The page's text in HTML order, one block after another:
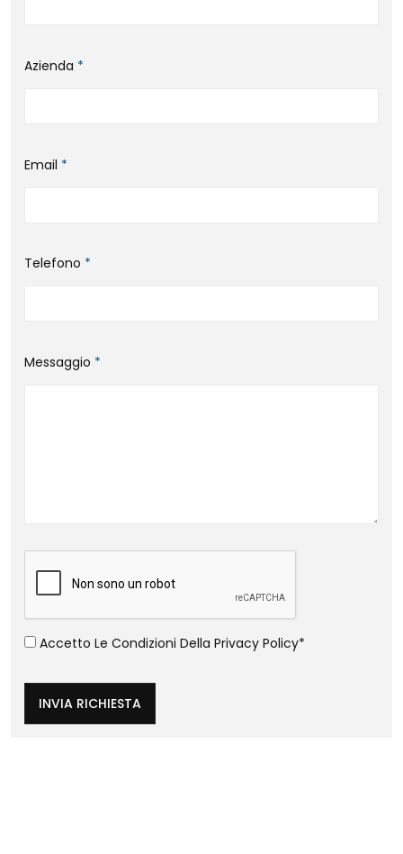
Azienda *
Email *
Telefono *
Messaggio *
Accetto Le Condizioni Della Privacy Policy*
INVIA RICHIESTA